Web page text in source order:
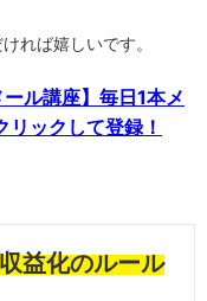
れば嬉しいです。
ル講座】毎日1本メ
ックして登録！
益化のルール